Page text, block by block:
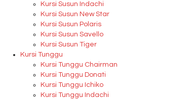
Kursi Susun Indachi
Kursi Susun New Star
Kursi Susun Polaris
Kursi Susun Savello
Kursi Susun Tiger
Kursi Tunggu
Kursi Tunggu Chairman
Kursi Tunggu Donati
Kursi Tunggu Ichiko
Kursi Tunggu Indachi